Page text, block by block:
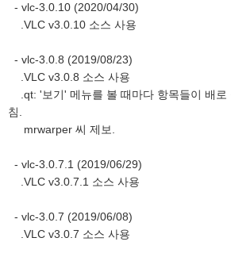
- vlc-3.0.10 (2020/04/30)
.VLC v3.0.10 소스 사용
- vlc-3.0.8 (2019/08/23)
.VLC v3.0.8 소스 사용
.qt: '보기' 메뉴를 볼 때마다 항목들이 배로
침.
mrwarper 씨 제보.
- vlc-3.0.7.1 (2019/06/29)
.VLC v3.0.7.1 소스 사용
- vlc-3.0.7 (2019/06/08)
.VLC v3.0.7 소스 사용